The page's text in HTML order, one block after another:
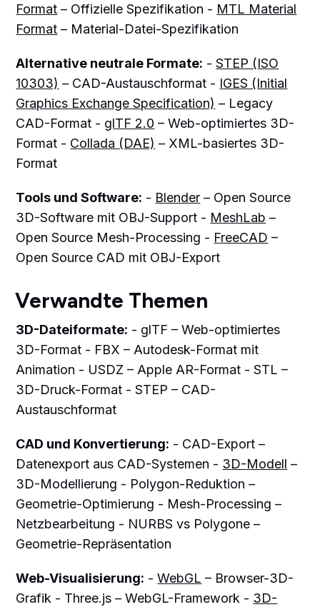
Format – Offizielle Spezifikation - MTL Material
Format – Material-Datei-Spezifikation
Alternative neutrale Formate: -STEP (ISO
10303) – CAD-Austauschformat - IGES (Initial
Graphics Exchange Specification) – Legacy
CAD-Format - glTF 2.0 – Web-optimiertes 3D-
Format - Collada (DAE) – XML-basiertes 3D-
Format
Tools und Software: - Blender – Open Source
3D-Software mit OBJ-Support - MeshLab –
Open Source Mesh-Processing - FreeCAD –
Open Source CAD mit OBJ-Export
Verwandte Themen
3D-Dateiformate: - glTF – Web-optimiertes
3D-Format - FBX – Autodesk-Format mit
Animation - USDZ – Apple AR-Format - STL –
3D-Druck-Format - STEP – CAD-
Austauschformat
CAD und Konvertierung: - CAD-Export –
Datenexport aus CAD-Systemen - 3D-Modell –
3D-Modellierung - Polygon-Reduktion –
Geometrie-Optimierung - Mesh-Processing –
Netzbearbeitung - NURBS vs Polygone –
Geometrie-Repräsentation
Web-Visualisierung: -WebGL – Browser-3D-
Grafik - Three.js – WebGL-Framework - 3D-